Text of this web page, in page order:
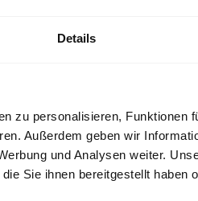
Details
zu personalisieren, Funktionen
Außerdem geben wir
und Analysen weiter.
Sie ihnen bereitgestellt haben
ÜBER UNS
Hülpert